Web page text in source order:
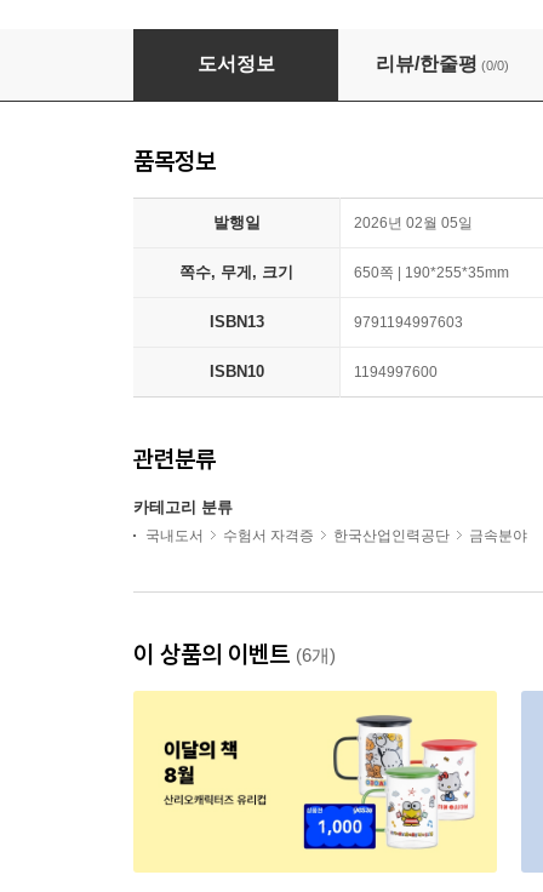
2026 나합격 제선기능사 필기+실기+무료특강
도서정보 리뷰/한줄평 (0/0)
품목정보
발행일 2026년 02월 05일
쪽수, 무게, 크기 650쪽 | 190*255*35mm
ISBN13 9791194997603
ISBN10 1194997600
관련분류
카테고리 분류
국내도서 수험서 자격증 한국산업인력공단 금속분야
이 상품의 이벤트 (6개)